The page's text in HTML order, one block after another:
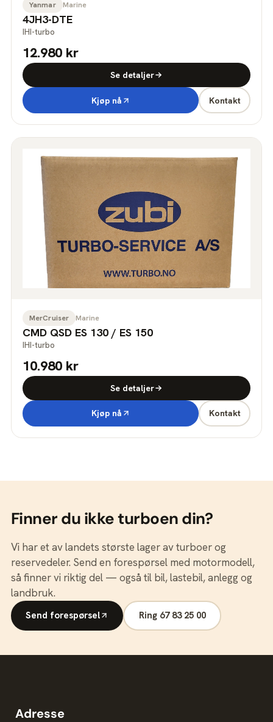
Yanmar Marine
4JH3-DTE
IHI-turbo
12.980 kr
Se detaljer
Kjøp nå Kontakt
MerCruiser Marine
CMD QSD ES 130 / ES 150
IHI-turbo
10.980 kr
Se detaljer
Kjøp nå Kontakt
Finner du ikke turboen din?
Vi har et av landets største lager av turboer og
reservedeler. Send en forespørsel med motormodell,
så finner vi riktig del — også til bil, lastebil, anlegg og
landbruk.
Send forespørsel Ring 67 83 25 00
Adresse